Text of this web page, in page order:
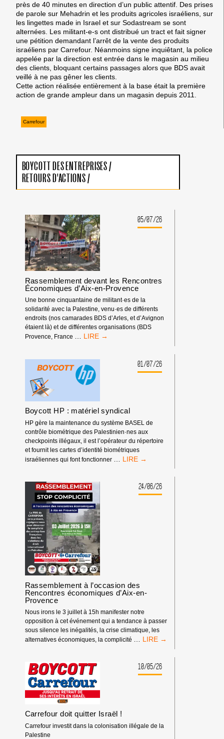
près de 40 minutes en direction d’un public attentif. Des prises
de parole sur Mehadrin et les produits agricoles israéliens, sur
les lingettes made in Israel et sur Sodastream se sont
alternées. Les militant-e-s ont distribué un tract et fait signer
une pétition demandant l’arrêt de la vente des produits
israéliens par Carrefour. Néanmoins signe inquiêtant, la police
appelée par la direction est entrée dans le magasin au milieu
des clients, bloquant certains passages alors que BDS avait
veillé à ne pas gêner les clients.
Cette action réalisée entièrement à la base était la première
action de grande ampleur dans un magasin depuis 2011.
Carrefour
BOYCOTT DES ENTREPRISES/
RETOURS D'ACTIONS/
05/07/26
Rassemblement devant les Rencontres
Économiques d’Aix-en-Provence
Une bonne cinquantaine de militant·es de la
solidarité avec la Palestine, venu·es de différents
endroits (nos camarades BDS d’Arles, et d’Avignon
étaient là) et de différentes organisations (BDS
Provence, France … RASSEMBLEMENT
RENCONTRES
ÉCONOMIQUES
D’AIX-
01/07/26
Boycott HP : matériel syndical
HP gère la maintenance du système BASEL de
contrôle biométrique des Palestinien·nes aux
checkpoints illégaux, il est l’opérateur du répertoire
et fournit les cartes d’identité biométriques
israéliennes qui font fonctionner
BOYCOTT
MATÉRIEL
SYNDICAL
24/06/26
Rassemblement à l’occasion des
Rencontres économiques d’Aix-en-
Provence
Nous irons le 3 juillet à 15h manifester notre
opposition à cet événement qui a tendance à passer
sous silence les inégalités, la crise climatique, les
alternatives économiques, la complicité … RASSEMBLEMENT
L’OCCASION
DES
RENCONTRES
10/05/26
Carrefour doit quitter Israël !
Carrefour investit dans la colonisation illégale de la
Palestine